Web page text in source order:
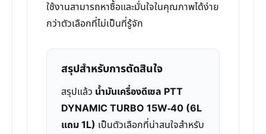
ใช้งานสามารถหาซื้อและมั่นใจในคุณภาพได้ง่าย
กว่าตัวเลือกที่ไม่เป็นที่รู้จัก
สรุปสำหรับการตัดสินใจ
สรุปแล้ว น้ำมันเครื่องดีเซล PTT
DYNAMIC TURBO 15W-40 (6L
แถม 1L) เป็นตัวเลือกที่น่าสนใจสำหรับ